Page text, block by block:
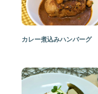
カレー煮込みハンバーグ